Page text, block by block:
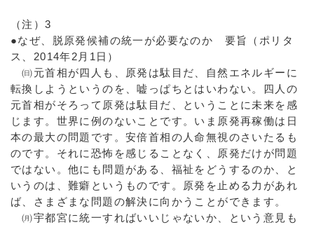
（注）3
●なぜ、脱原発候補の統一が必要なのか 要旨（ポリタ
ス、2014年2月1日）
㈰元首相が四人も、原発は駄目だ、自然エネルギーに
転換しようというのを、嘘っぱちとはいわない。四人の
元首相がそろって原発は駄目だ、ということに未来を感
じます。世界に例のないことです。いま原発再稼働は日
本の最大の問題です。安倍首相の人命無視のさいたるも
のです。それに恐怖を感じることなく、原発だけが問題
ではない。他にも問題がある、福祉をどうするのか、と
いうのは、難癖というものです。原発を止める力があれ
ば、さまざまな問題の解決に向かうことができます。
㈪宇都宮に統一すればいいじゃないか、という意見も